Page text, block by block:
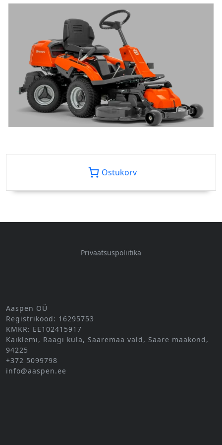
Ostukorv
Privaatsuspoliitika
Aaspen OÜ
Registrikood: 16295753
KMKR: EE102415917
Kaiklemi, Räägi küla, Saaremaa vald, Saare maakond,
94225
+372 5099798
info@aaspen.ee